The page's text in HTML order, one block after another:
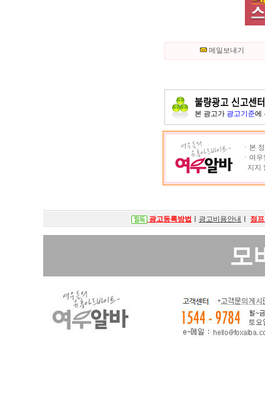
메일보내기
본 광고가 광고기준에
ㆍ본
ㆍ여
지지
광고등록방법 광고비용안내 점
모